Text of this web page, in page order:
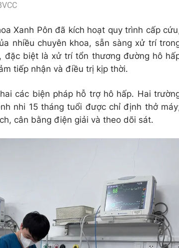
Xanh Pôn đã kích hoạt quy trình cấp
nhiều chuyên khoa, sẵn sàng xử trí
đặc biệt là xử trí tổn thương đường hô
tiếp nhận và điều trị kịp thời.
các biện pháp hỗ trợ hô hấp. Hai
nhi 15 tháng tuổi được chỉ định thở
cân bằng điện giải và theo dõi sát.